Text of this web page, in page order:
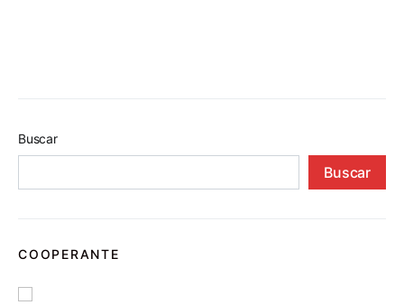
Buscar
Buscar
COOPERANTE